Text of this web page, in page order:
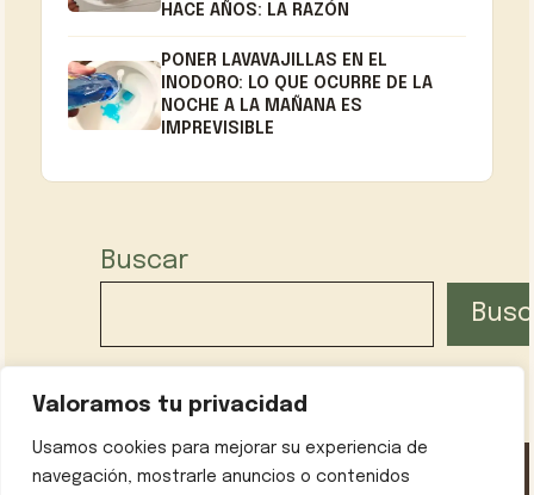
Valoramos tu privacidad
Usamos cookies para mejorar su experiencia de
navegación, mostrarle anuncios o contenidos
HACE AÑOS: LA RAZÓN
PONER LAVAVAJILLAS EN EL
INODORO: LO QUE OCURRE DE LA
NOCHE A LA MAÑANA ES
IMPREVISIBLE
Buscar